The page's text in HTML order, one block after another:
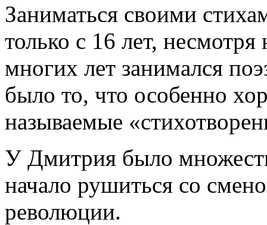
Заниматься своими
только с 16 лет,
многих лет занимался
было то, что особенно
называемые
У Дмитрия было
начало рушиться со
революции.